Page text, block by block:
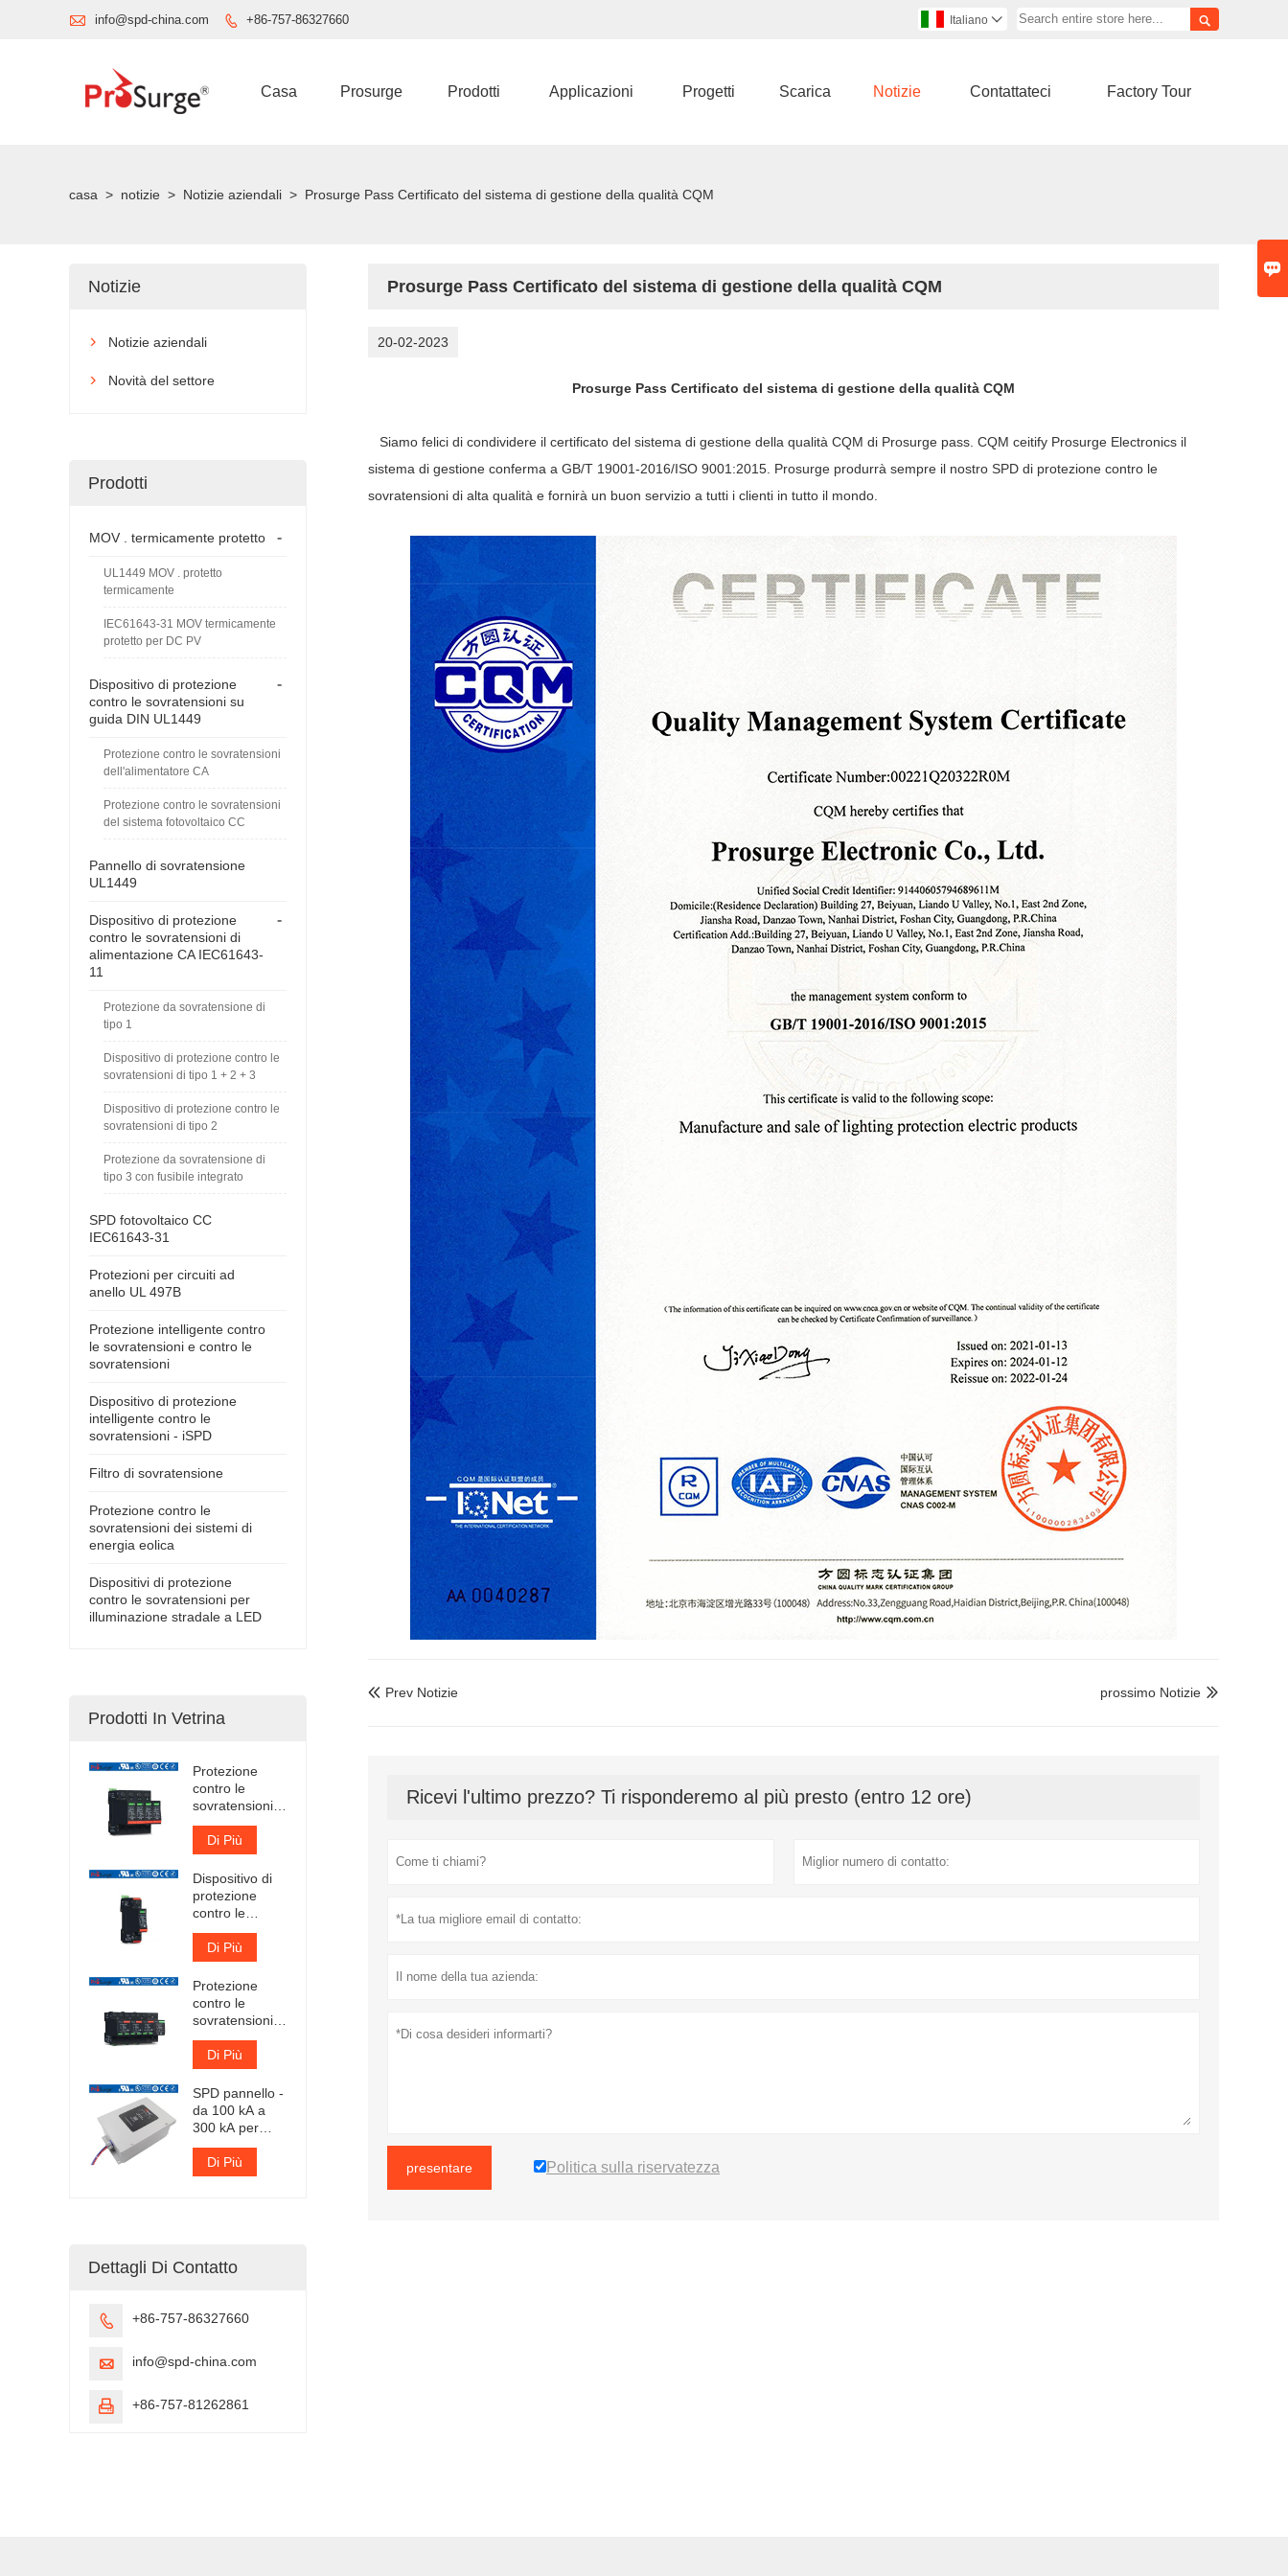

 info@spd-china.com  +86-757-86327660 
Italiano 
Casa Prosurge Prodotti Applicazioni Progetti Scarica Notizie Contattateci Factory Tour
casa > notizie > Notizie aziendali > Prosurge Pass Certificato del sistema di gestione della qualità CQM
Prosurge Pass Certificato del sistema di gestione della qualità CQM
20-02-2023
Prosurge Pass Certificato del sistema di gestione della qualità CQM
Siamo felici di condividere il certificato del sistema di gestione della qualità CQM di Prosurge pass. CQM ceitify Prosurge Electronics il
sistema di gestione conferma a GB/T 19001-2016/ISO 9001:2015. Prosurge produrrà sempre il nostro SPD di protezione contro le
sovratensioni di alta qualità e fornirà un buon servizio a tutti i clienti in tutto il mondo.
 Prev Notizie 
prossimo Notizie
Ricevi l'ultimo prezzo? Ti risponderemo al più presto (entro 12 ore)
presentare Politica sulla riservatezza
Notizie
 Notizie aziendali
 Novità del settore
Prodotti
-
MOV . termicamente protetto
UL1449 MOV . protetto
termicamente
IEC61643-31 MOV termicamente
protetto per DC PV
-
Dispositivo di protezione
contro le sovratensioni su
guida DIN UL1449
Protezione contro le sovratensioni
dell'alimentatore CA
Protezione contro le sovratensioni
del sistema fotovoltaico CC
Pannello di sovratensione
UL1449
-
Dispositivo di protezione
contro le sovratensioni di
alimentazione CA IEC61643-
11
Protezione da sovratensione di
tipo 1
Dispositivo di protezione contro le
sovratensioni di tipo 1 + 2 + 3
Dispositivo di protezione contro le
sovratensioni di tipo 2
Protezione da sovratensione di
tipo 3 con fusibile integrato
SPD fotovoltaico CC
IEC61643-31
Protezioni per circuiti ad
anello UL 497B
Protezione intelligente contro
le sovratensioni e contro le
sovratensioni
Dispositivo di protezione
intelligente contro le
sovratensioni - iSPD
Filtro di sovratensione
Protezione contro le
sovratensioni dei sistemi di
energia eolica
Dispositivi di protezione
contro le sovratensioni per
illuminazione stradale a LED
Prodotti In Vetrina
Protezione
contro le
sovratensioni a
innesto Iimp
12.5kA
certificata TUV
Di Più
Dispositivo di
protezione
contro le
sovratensioni
CA di tipo 1+2
certificato TUV
Di Più
Protezione
contro le
sovratensioni a
innesto Iimp
25kA certificata
TUV
Di Più
SPD pannello -
da 100 kA a
300 kA per
fase
Di Più
Dettagli Di Contatto
 +86-757-86327660
 info@spd-china.com
 +86-757-81262861